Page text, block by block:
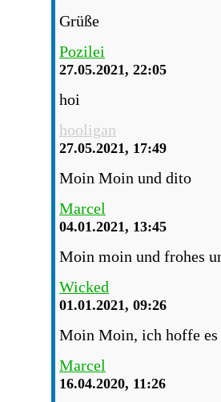
Grüße
Pozilei
27.05.2021, 22:05
hoi
hooligan
27.05.2021, 17:49
Moin Moin und dito
Marcel
04.01.2021, 13:45
Moin moin und frohes
Wicked
01.01.2021, 09:26
Moin Moin, ich hoffe es
Marcel
16.04.2020, 11:26